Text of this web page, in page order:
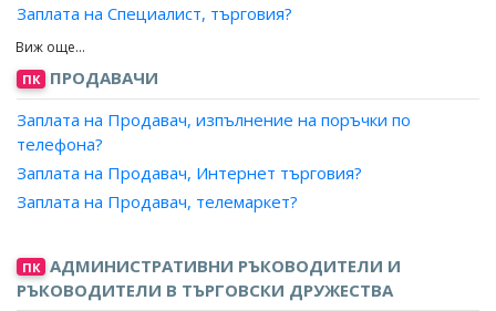
Заплата на Специалист обучение, софтуерни
приложения?
Заплата на Координатор, ИТ проекти?
Заплата на Специалист, търговия?
Заплата на Специалист, продажби?
Заплата на Специалист, маркетинг и реклама?
Заплата на Рекламен агент?
Заплата на Аукционер, провеждане на търгове?
Заплата на Агент, литературен?
Заплата на Агент, музикални представления?
Заплата на Агент, спорт?
Заплата на Представител, бизнес услуги?
Заплата на Продавач, бизнес услуги?
ПК
ПРОДАВАЧИ
Заплата на Продавач, изпълнение на поръчки по
телефона?
Заплата на Продавач, Интернет търговия?
Заплата на Продавач, телемаркет?
ПК АДМИНИСТРАТИВНИ РЪКОВОДИТЕЛИ И
РЪКОВОДИТЕЛИ В ТЪРГОВСКИ ДРУЖЕСТВА